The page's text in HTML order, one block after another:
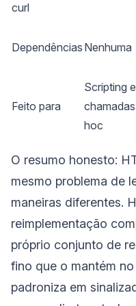
curl
Dependências Nenhuma
Feito para
Scripting e
hoc
O resumo honesto:
mesmo problema de
maneiras diferentes.
reimplementação
próprio conjunto de
fino que o mantém
padroniza em